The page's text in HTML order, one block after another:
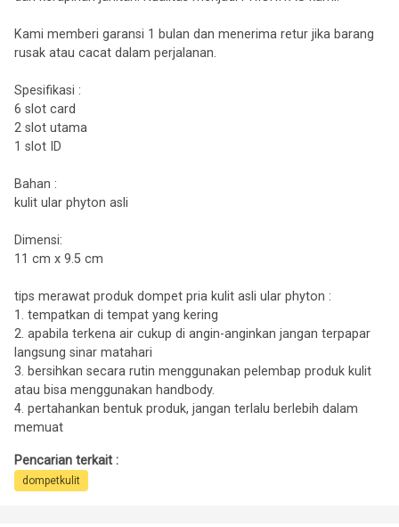
Kami memberi garansi 1 bulan dan menerima retur jika barang
rusak atau cacat dalam perjalanan.
Spesifikasi :
6 slot card
2 slot utama
1 slot ID
Bahan :
kulit ular phyton asli
Dimensi:
11 cm x 9.5 cm
tips merawat produk dompet pria kulit asli ular phyton :
1. tempatkan di tempat yang kering
2. apabila terkena air cukup di angin-anginkan jangan terpapar
langsung sinar matahari
3. bersihkan secara rutin menggunakan pelembap produk kulit
atau bisa menggunakan handbody.
4. pertahankan bentuk produk, jangan terlalu berlebih dalam
memuat
Pencarian terkait :
dompetkulit